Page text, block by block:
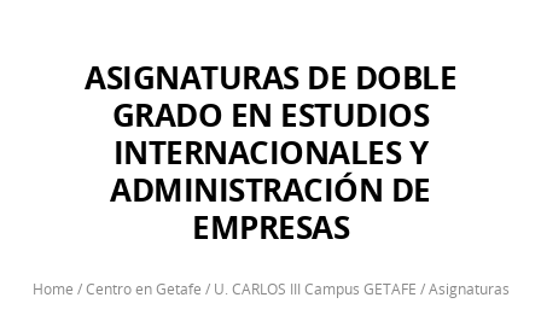
ASIGNATURAS DE DOBLE
GRADO EN ESTUDIOS
INTERNACIONALES Y
ADMINISTRACIÓN DE
EMPRESAS
Home /Centro en Getafe / U. CARLOS III Campus GETAFE /Asignaturas